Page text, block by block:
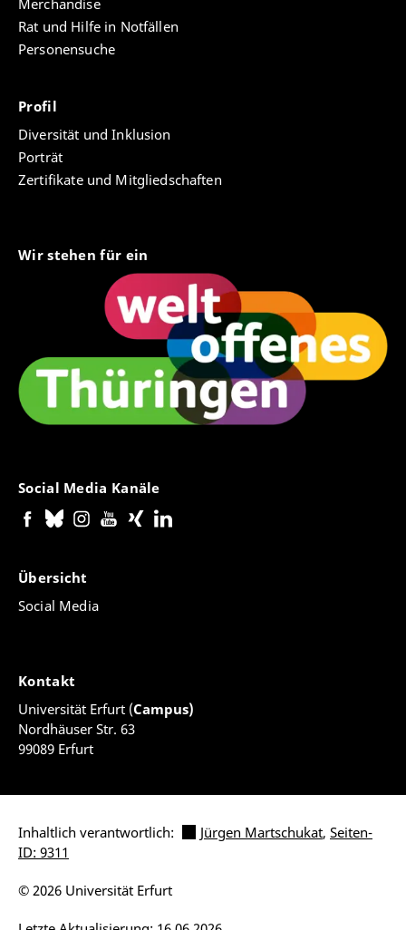
Merchandise
Rat und Hilfe in Notfällen
Personensuche
Profil
Diversität und Inklusion
Porträt
Zertifikate und Mitgliedschaften
Wir stehen für ein
Social Media Kanäle
Übersicht
Social Media
Kontakt
Universität Erfurt (Campus)
Nordhäuser Str. 63
99089 Erfurt
Inhaltlich verantwortlich: Jürgen Martschukat, Seiten-
ID: 9311
© 2026 Universität Erfurt